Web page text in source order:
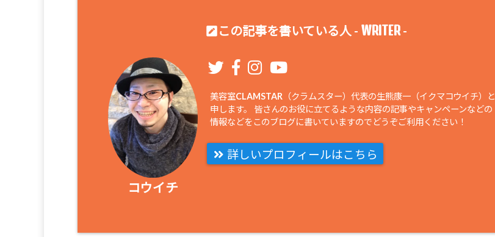
この記事を書いている人 - WRITER-
コウイチ
美容室CLAMSTAR（クラムスター）代表の生熊康一（イクマコウイチ）と
申します。 皆さんのお役に立てるような内容の記事やキャンペーンなどの
情報などをこのブログに書いていますのでどうぞご利用ください！
詳しいプロフィールはこちら